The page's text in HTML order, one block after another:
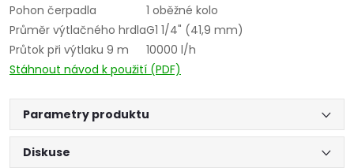
Pohon čerpadla
1 oběžné kolo
Průměr výtlačného hrdlaG1 1/4" (41,9 mm)
Průtok při výtlaku 9 m
10000 l/h
Stáhnout návod k použití (PDF)
Parametry produktu
Diskuse